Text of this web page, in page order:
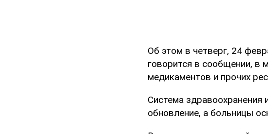
Об этом в четверг, 24
говорится в сообщении, в
медикаментов и прочих
Система здравоохранения
обновление, а больницы